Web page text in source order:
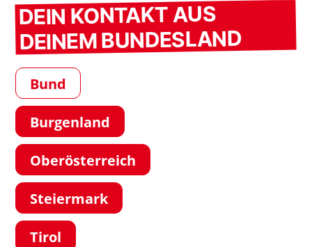
DEIN KONTAKT AUS
DEINEM BUNDESLAND
Bund
Burgenland
Oberösterreich
Steiermark
Tirol